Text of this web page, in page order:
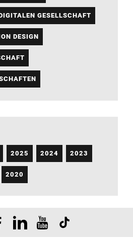
GESELLSCHAFT
DESIGN
2025 2024 2023
2020